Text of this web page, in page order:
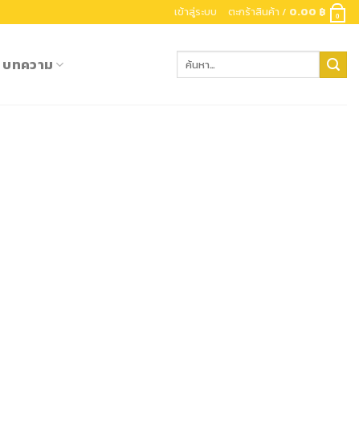
เข้าสู่ระบบ ตะกร้าสินค้า / 0.00 ฿ 0
บทความ ค้นหา: